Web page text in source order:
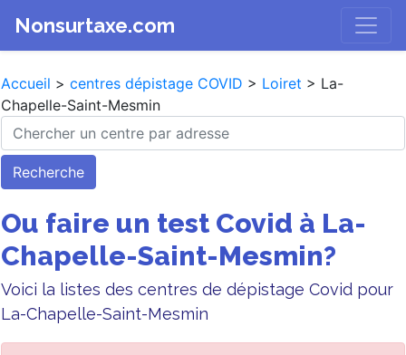
Nonsurtaxe.com
Accueil > centres dépistage COVID > Loiret > La-
Chapelle-Saint-Mesmin
Recherche
Ou faire un test Covid à La-
Chapelle-Saint-Mesmin?
Voici la listes des centres de dépistage Covid pour
La-Chapelle-Saint-Mesmin